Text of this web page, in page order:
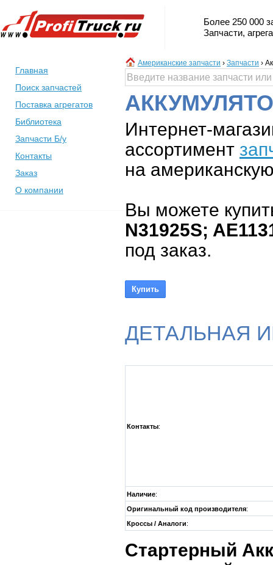
Более 250 000
Запчасти,
Главная
Поиск запчастей
Поставка агрегатов
Библиотека
Запчасти Б/у
Контакты
Заказ
О компании
Американские запчасти › Запчасти ›
Интернет-
ассортимент
на
Вы можете
N31925S;
под заказ.
ДЕТАЛЬНАЯ
Контакты:
Наличие:
Оригинальный код производителя:
Кроссы / Аналоги:
Стартерный